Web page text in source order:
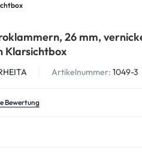
26 mm,
Klarsichtbox
Artikelnummer: 1049-3
Bewertung